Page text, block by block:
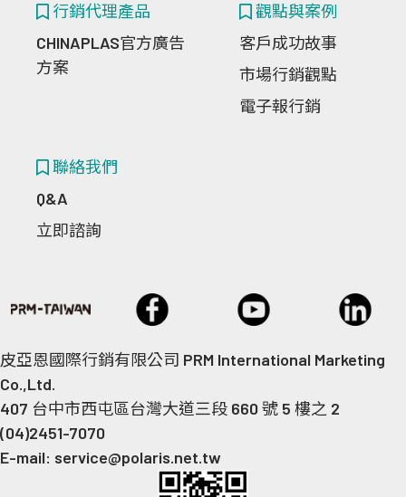
行銷代理產品
CHINAPLAS官方廣告
方案
觀點與案例
客戶成功故事
市場行銷觀點
電子報行銷
聯絡我們
Q&A
立即諮詢
皮亞恩國際行銷有限公司 PRM International Marketing
Co.,Ltd.
407 台中市西屯區台灣大道三段 660 號 5 樓之 2
(04)2451-7070
E-mail: service@polaris.net.tw